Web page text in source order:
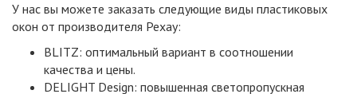
У нас вы можете заказать следующие виды пластиковых
окон от производителя Рехау:
BLITZ: оптимальный вариант в соотношении
качества и цены.
DELIGHT Design: повышенная светопропускная